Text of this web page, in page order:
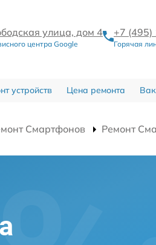
улица, дом 4
центра Google
+7
Горячая
устройств Цена ремонта
Смартфонов Ремонт